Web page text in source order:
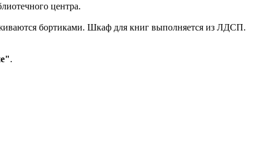
центра.
бортиками. Шкаф для книг выполняется из ЛДСП.
.